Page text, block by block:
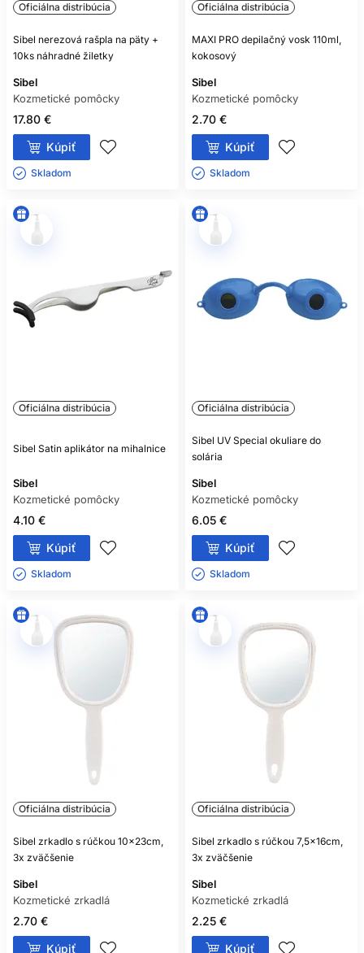
Oficiálna distribúcia
Sibel nerezová rašpla na päty +
10ks náhradné žiletky
Sibel
Kozmetické pomôcky
17.80 €
Kúpiť
Skladom ㅤ
Oficiálna distribúcia
MAXI PRO depilačný vosk 110ml,
kokosový
Sibel
Kozmetické pomôcky
2.70 €
Kúpiť
Skladom ㅤ
Oficiálna distribúcia
Sibel Satin aplikátor na mihalnice
Sibel
Kozmetické pomôcky
4.10 €
Kúpiť
Skladom ㅤ
Oficiálna distribúcia
Sibel UV Special okuliare do
solária
Sibel
Kozmetické pomôcky
6.05 €
Kúpiť
Skladom ㅤ
Oficiálna distribúcia
Sibel zrkadlo s rúčkou 10x23cm,
3x zväčšenie
Sibel
Kozmetické zrkadlá
2.70 €
Kúpiť
Oficiálna distribúcia
Sibel zrkadlo s rúčkou 7,5x16cm,
3x zväčšenie
Sibel
Kozmetické zrkadlá
2.25 €
Kúpiť